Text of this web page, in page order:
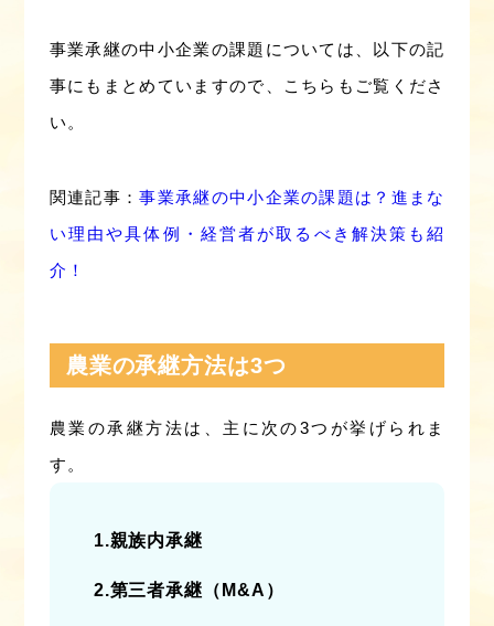
事業承継の中小企業の課題については、以下の記
事にもまとめていますので、こちらもご覧くださ
い。
関連記事：事業承継の中小企業の課題は？進まな
い理由や具体例・経営者が取るべき解決策も紹
介！
農業の承継方法は3つ
農業の承継方法は、主に次の3つが挙げられま
す。
1.親族内承継
2.第三者承継（M&A）